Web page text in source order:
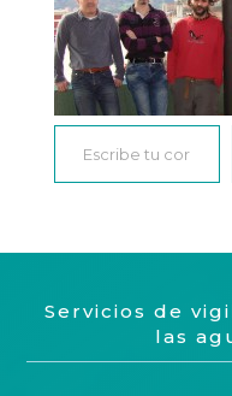
Escribe tu correo electrónico…
Servicios de
las